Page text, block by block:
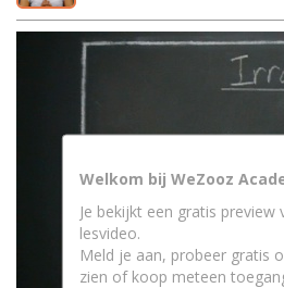
Welkom bij WeZooz
Je bekijkt een gratis preview
lesvideo.
Meld je aan, probeer gratis
zien of koop meteen